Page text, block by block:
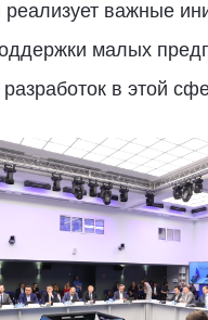
реализует важные
малых
в этой